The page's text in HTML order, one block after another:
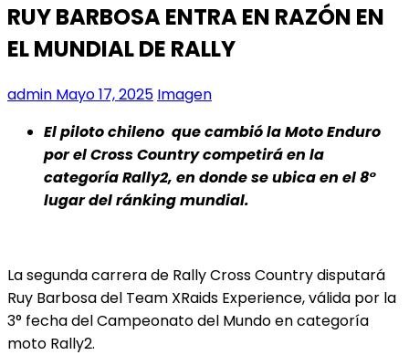
RUY BARBOSA ENTRA EN RAZÓN EN
EL MUNDIAL DE RALLY
admin Mayo 17, 2025 Imagen
El piloto chileno que cambió la Moto Enduro
por el Cross Country competirá en la
categoría Rally2, en donde se ubica en el 8°
lugar del ránking mundial.
La segunda carrera de Rally Cross Country disputará
Ruy Barbosa del Team XRaids Experience, válida por la
3° fecha del Campeonato del Mundo en categoría
moto Rally2.